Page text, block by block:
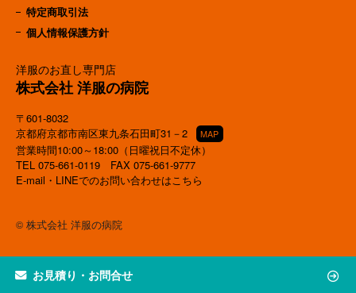
洋服のお直し専門店
株式会社 洋服の病院
〒601-8032
京都府京都市南区東九条石田町31－2
MAP
営業時間10:00～18:00（日曜祝日不定休）
TEL 075-661-0119 FAX 075-661-9777
E-mail・LINEでのお問い合わせはこちら
特定商取引法
個人情報保護方針
© 株式会社 洋服の病院
お見積り・お問合せ